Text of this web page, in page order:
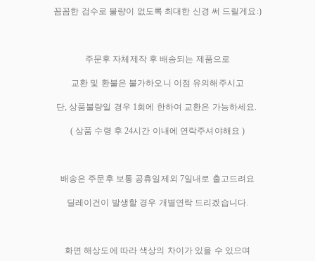
꼼꼼한 검수로 불량이 없도록 최대한 신경 써 드릴게요:)
주문후 자체제작 후 배송되는 제품으로
교환 및 환불은 불가하오니 이점 유의해주시고
단, 상품불량일 경우 1회에 한하여 교환은 가능하세요.
( 상품 수령 후 24시간 이내에 연락주셔야해요 )
배송은 주문후 보통 공휴일제외 7일내로 출고드려요
딜레이건이 발생할 경우 개별연락 드리겠습니다.
화면 해상도에 따라 색상의 차이가 있을 수 있으며